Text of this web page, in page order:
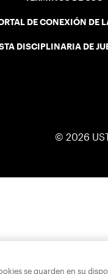
DE CONEXIÓN DE
DISCIPLINARIA DE
© 2026
se guarden en su